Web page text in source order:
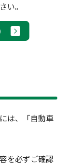
い。
は、「自動車
を必ずご確認